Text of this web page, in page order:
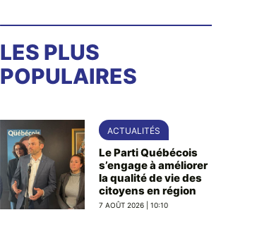
LES PLUS
POPULAIRES
ACTUALITÉS
Le Parti Québécois
s’engage à améliorer
la qualité de vie des
citoyens en région
7 AOÛT 2026 | 10:10